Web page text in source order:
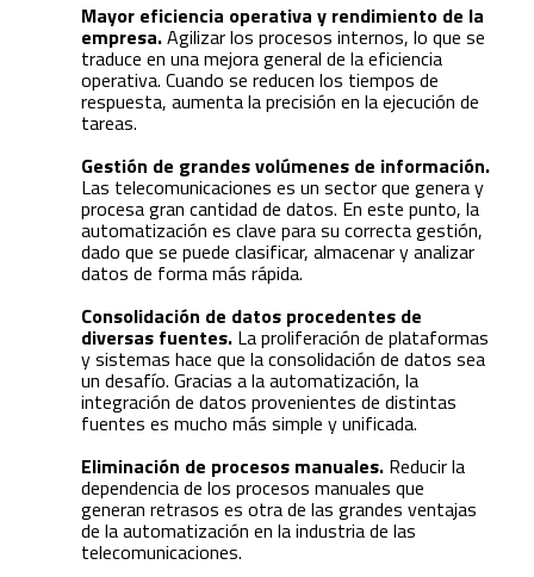
Mayor eficiencia operativa y rendimiento de la
empresa.Agilizar los procesos internos, lo que se
traduce en una mejora general de la eficiencia
operativa. Cuando se reducen los tiempos de
respuesta, aumenta la precisión en la ejecución de
tareas.
Gestión de grandes volúmenes de información.
Las telecomunicaciones es un sector que genera y
procesa gran cantidad de datos. En este punto, la
automatización es clave para su correcta gestión,
dado que se puede clasificar, almacenar y analizar
datos de forma más rápida.
Consolidación de datos procedentes de
diversas fuentes. La proliferación de plataformas
y sistemas hace que la consolidación de datos sea
un desafío. Gracias a la automatización, la
integración de datos provenientes de distintas
fuentes es mucho más simple y unificada.
Eliminación de procesos manuales. Reducir la
dependencia de los procesos manuales que
generan retrasos es otra de las grandes ventajas
de la automatización en la industria de las
telecomunicaciones.